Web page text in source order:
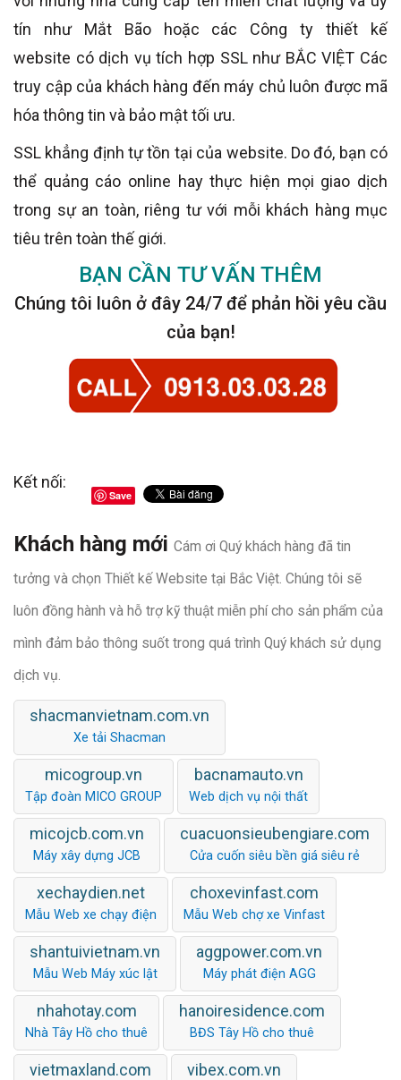
tín như Mắt Bão hoặc các Công ty thiết kế
website có dịch vụ tích hợp SSL như BẮC VIỆT Các
truy cập của khách hàng đến máy chủ luôn được mã
hóa thông tin và bảo mật tối ưu.
SSL khẳng định tự tồn tại của website. Do đó, bạn có
thể quảng cáo online hay thực hiện mọi giao dịch
trong sự an toàn, riêng tư với mỗi khách hàng mục
tiêu trên toàn thế giới.
BẠN CẦN TƯ VẤN THÊM
Chúng tôi luôn ở đây 24/7 để phản hồi yêu cầu
của bạn!
Kết nối:
Save
Khách hàng mới Cám ơi Quý khách hàng đã tin
tưởng và chọn Thiết kế Website tại Bắc Việt. Chúng tôi sẽ
luôn đồng hành và hỗ trợ kỹ thuật miễn phí cho sản phẩm của
mình đảm bảo thông suốt trong quá trình Quý khách sử dụng
dịch vụ.
shacmanvietnam.com.vn
Xe tải Shacman
micogroup.vn
Tập đoàn MICO GROUP
bacnamauto.vn
Web dịch vụ nội thất
micojcb.com.vn
Máy xây dựng JCB
cuacuonsieubengiare.com
Cửa cuốn siêu bền giá siêu rẻ
xechaydien.net
Mẫu Web xe chạy điện
choxevinfast.com
Mẫu Web chợ xe Vinfast
shantuivietnam.vn
Mẫu Web Máy xúc lật
aggpower.com.vn
Máy phát điện AGG
nhahotay.com
Nhà Tây Hồ cho thuê
hanoiresidence.com
BĐS Tây Hồ cho thuê
vietmaxland.com vibex.com.vn